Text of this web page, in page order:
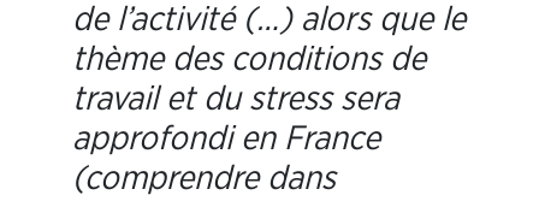
de l’activité (…) alors que le
thème des conditions de
travail et du stress sera
approfondi en France
(comprendre dans